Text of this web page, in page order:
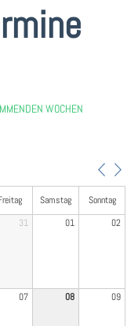
WOCHEN
Samstag
Sonntag
31 01 02
07 08 09
70
40 II
40
Herren 50/55
70
Herren 50/55